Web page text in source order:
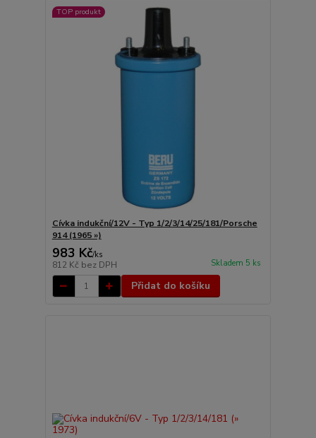
TOP produkt
Cívka indukční/12V - Typ 1/2/3/14/25/181/Porsche
914 (1965 »)
983 Kč/ks
812 Kč bez DPH Skladem 5 ks
Přidat do košíku